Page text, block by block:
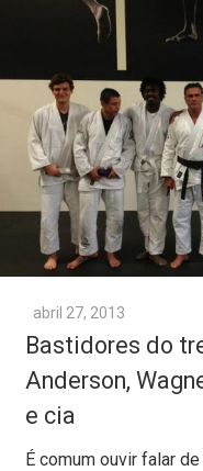
abril 27, 2013
Bastidores do
Anderson,
e cia
É comum ouvir falar